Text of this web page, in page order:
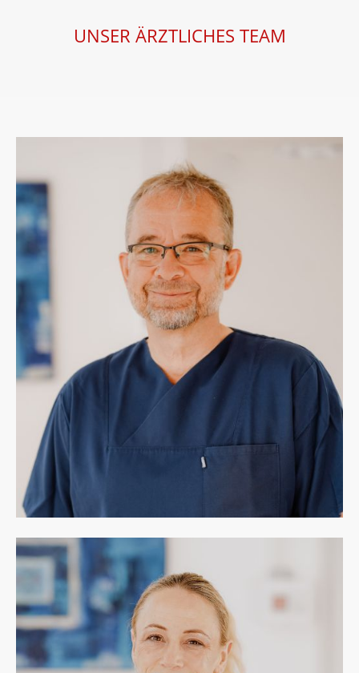
UNSER ÄRZTLICHES TEAM